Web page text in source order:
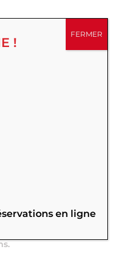
Pièces à
!
en ligne
FERMER